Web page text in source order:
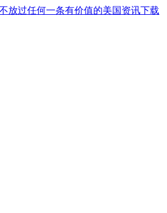
放过任何一条有价值的美国资讯下载